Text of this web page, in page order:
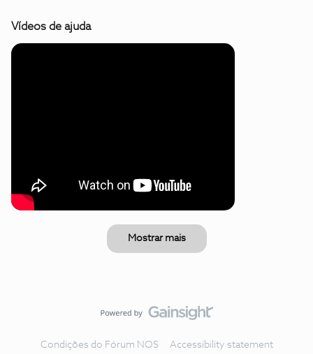
Vídeos de ajuda
Mostrar mais
Condições do Fórum NOS Accessibility statement